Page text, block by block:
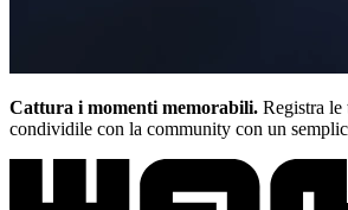
Cattura i momenti memorabili. Registra
condividile con la community con un